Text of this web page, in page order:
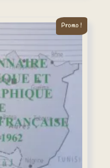
Promo !